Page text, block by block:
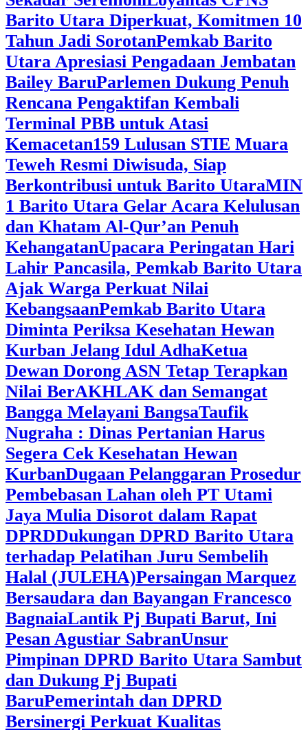
Barito Utara Diperkuat, Komitmen 10
Tahun Jadi SorotanPemkab Barito
Utara Apresiasi Pengadaan Jembatan
Bailey BaruParlemen Dukung Penuh
Rencana Pengaktifan Kembali
Terminal PBB untuk Atasi
Kemacetan159 Lulusan STIE Muara
Teweh Resmi Diwisuda, Siap
Berkontribusi untuk Barito UtaraMIN
1 Barito Utara Gelar Acara Kelulusan
dan Khatam Al-Qur’an Penuh
KehangatanUpacara Peringatan Hari
Lahir Pancasila, Pemkab Barito Utara
Ajak Warga Perkuat Nilai
KebangsaanPemkab Barito Utara
Diminta Periksa Kesehatan Hewan
Kurban Jelang Idul AdhaKetua
Dewan Dorong ASN Tetap Terapkan
Nilai BerAKHLAK dan Semangat
Bangga Melayani BangsaTaufik
Nugraha : Dinas Pertanian Harus
Segera Cek Kesehatan Hewan
KurbanDugaan Pelanggaran Prosedur
Pembebasan Lahan oleh PT Utami
Jaya Mulia Disorot dalam Rapat
DPRDDukungan DPRD Barito Utara
terhadap Pelatihan Juru Sembelih
Halal (JULEHA)Persaingan Marquez
Bersaudara dan Bayangan Francesco
BagnaiaLantik Pj Bupati Barut, Ini
Pesan Agustiar SabranUnsur
Pimpinan DPRD Barito Utara Sambut
dan Dukung Pj Bupati
BaruPemerintah dan DPRD
Bersinergi Perkuat Kualitas